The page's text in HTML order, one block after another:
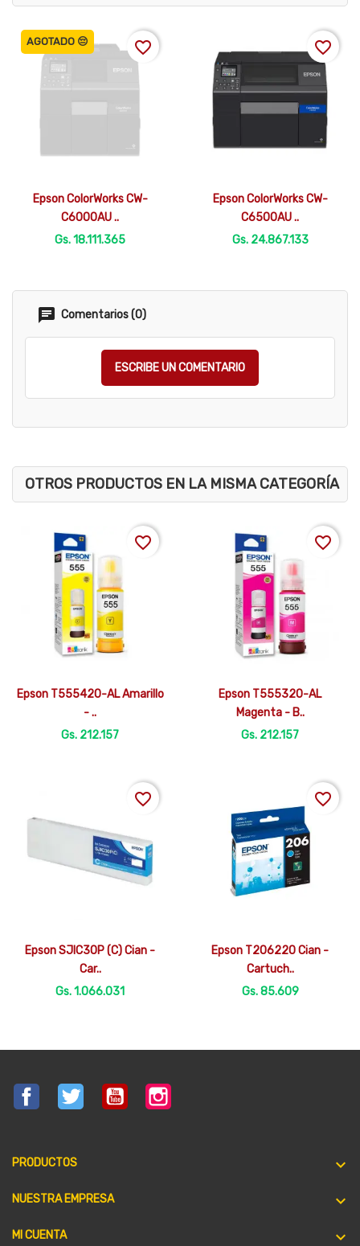
Vista rápida
Epson ColorWorks CW-
C6000AU ..
Gs. 18.111.365
AGOTADO 😔 favorite_border
Vista rápida
Epson ColorWorks CW-
C6500AU ..
Gs. 24.867.133
favorite_border
Comentarios (0)
ESCRIBE UN COMENTARIO
OTROS PRODUCTOS EN LA MISMA CATEGORÍA
Vista rápida
Epson T555420-AL Amarillo
- ..
Gs. 212.157
favorite_border
Vista rápida
Epson T555320-AL
Magenta - B..
Gs. 212.157
favorite_border
Vista rápida
Epson SJIC30P (C) Cian -
Car..
Gs. 1.066.031
favorite_border
Vista rápida
Epson T206220 Cian -
Cartuch..
Gs. 85.609
favorite_border
Facebook Twitter YouTube
PRODUCTOS 
NUESTRA EMPRESA 
MI CUENTA 